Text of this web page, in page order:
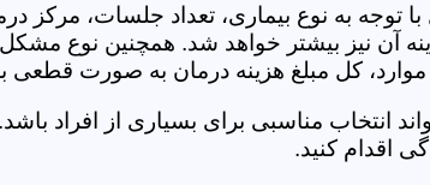
با توجه به نوع بیماری، تعداد جلسات،
آن نیز بیشتر خواهد شد. همچنین نوع
کل مبلغ هزینه درمان به صورت قطعی
انتخاب مناسبی برای بسیاری از
اقدام کنید.